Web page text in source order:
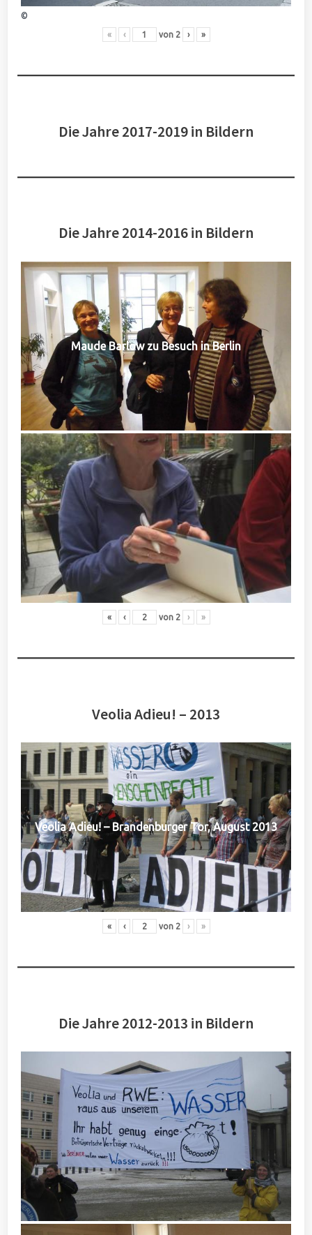
©
« ‹ von 2 › »
Die Jahre 2017-2019 in Bildern
Die Jahre 2014-2016 in Bildern
Maude Barlow zu Besuch in Berlin
« ‹ von 2 › »
Veolia Adieu! – 2013
Veolia Adieu! – Brandenburger Tor, August 2013
« ‹ von 2 › »
Die Jahre 2012-2013 in Bildern